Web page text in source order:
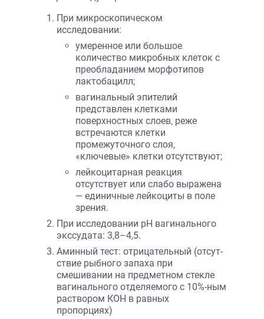
При микроскопическом
исследовании:
умеренное или большое
количество микробных клеток с
преобладанием морфотипов
лактобацилл;
вагинальный эпителий
представлен клетками
поверхностных слоев, реже
встречаются клетки
промежуточного слоя,
«ключевые» клетки отсутствуют;
лейкоцитарная реакция
отсутствует или слабо выражена
— единичные лейкоциты в поле
зрения.
При исследовании рН вагинального
экссудата: 3,8–4,5.
Аминный тест: отрицательный (отсут­
ствие рыбного запаха при
смешивании на предметном стекле
вагинального отделяемого с 10%-ным
раствором КОН в равных
пропорциях)